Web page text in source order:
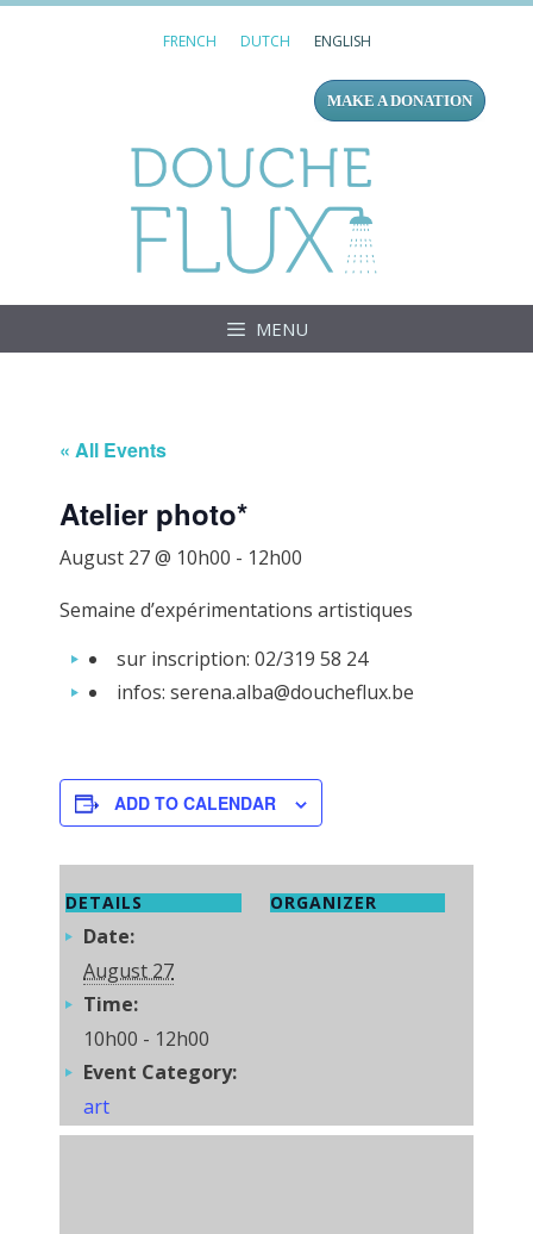
FRENCH DUTCH ENGLISH
MAKE A DONATION
MENU
« All Events
Atelier photo*
August 27 @ 10h00 - 12h00
Semaine d’expérimentations artistiques
sur inscription: 02/319 58 24
infos: serena.alba@doucheflux.be
ADD TO CALENDAR
DETAILS
Date:
August 27
Time:
10h00 - 12h00
Event Category:
art
ORGANIZER